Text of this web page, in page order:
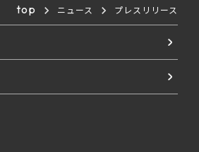
top
ニュース プレスリリース